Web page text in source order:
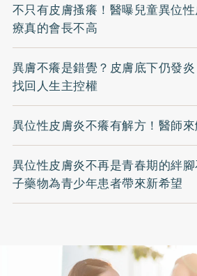
不只有皮膚搔癢！醫曝兒童異位
療真的會長不高
異膚不癢是錯覺？皮膚底下仍發炎
找回人生主控權
異位性皮膚炎不癢有解方！醫師
異位性皮膚炎不再是青春期的絆
子藥物為青少年患者帶來新希望